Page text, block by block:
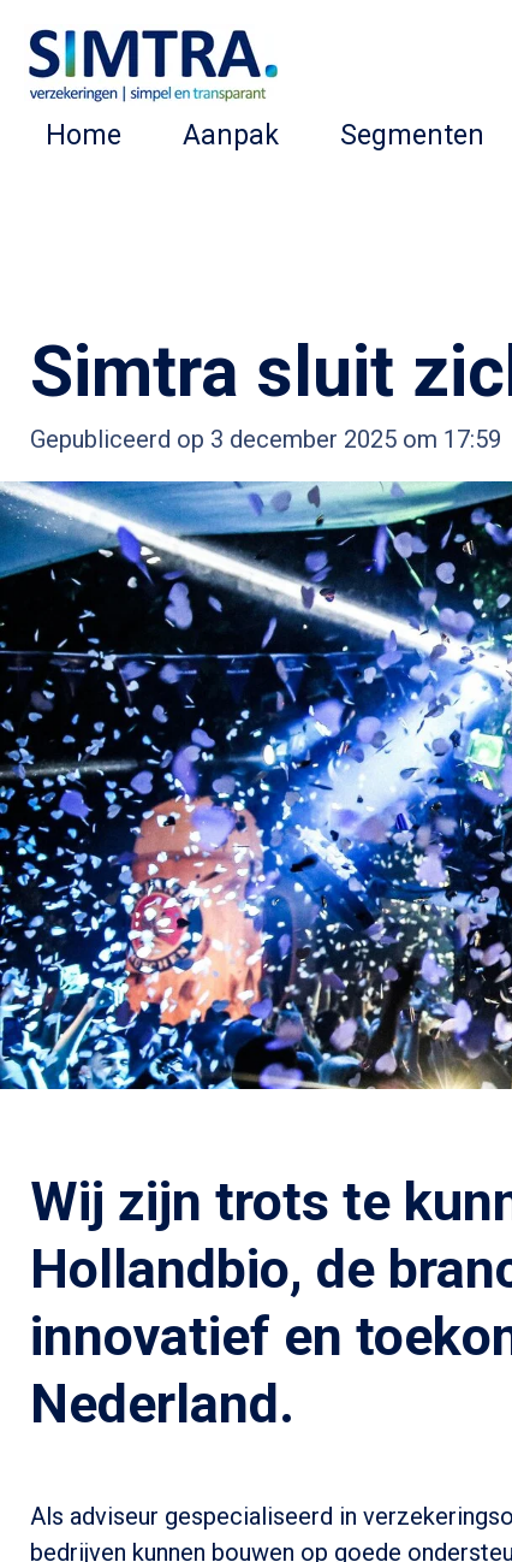
Ga
direct
naar
Home Aanpak Segmenten
Simtra sluit
Gepubliceerd op 3 december 2025 om 17:59
Wij zijn trots te
Hollandbio, de
innovatief en
Nederland.
Als adviseur gespecialiseerd in
bedrijven kunnen bouwen op goede